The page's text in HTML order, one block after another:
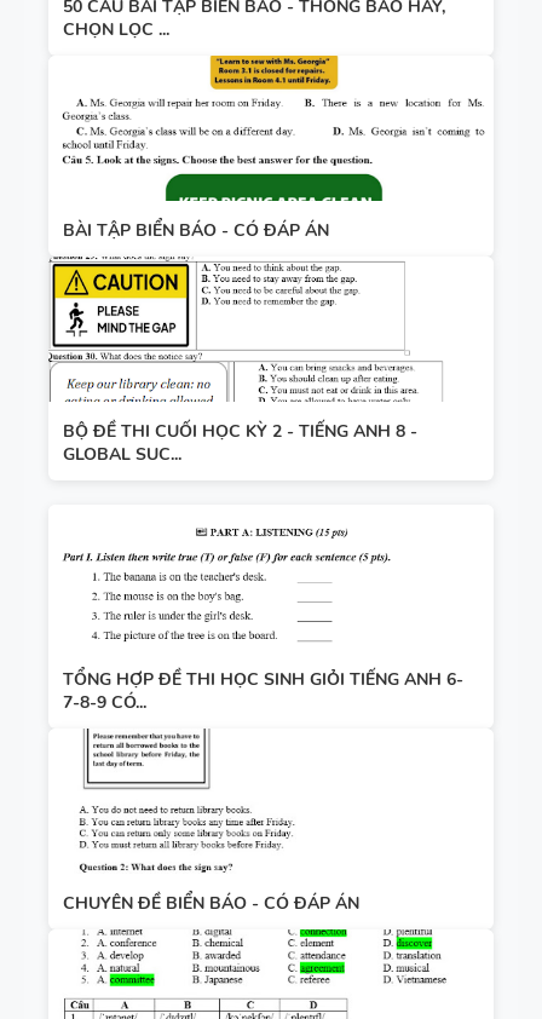
50 CÂU BÀI TẬP BIỂN BÁO - THÔNG BÁO HAY,
CHỌN LỌC ...
BÀI TẬP BIỂN BÁO - CÓ ĐÁP ÁN
BỘ ĐỀ THI CUỐI HỌC KỲ 2 - TIẾNG ANH 8 -
GLOBAL SUC...
TỔNG HỢP ĐỀ THI HỌC SINH GIỎI TIẾNG ANH 6-
7-8-9 CÓ...
CHUYÊN ĐỀ BIỂN BÁO - CÓ ĐÁP ÁN